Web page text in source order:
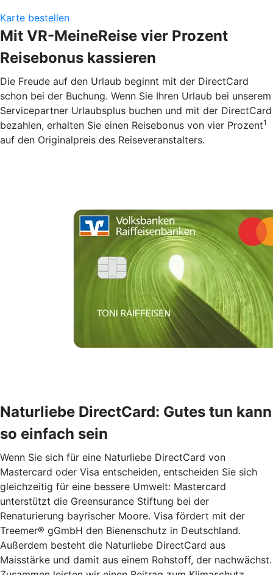
Karte bestellen
Mit VR-MeineReise vier Prozent
Reisebonus kassieren
Die Freude auf den Urlaub beginnt mit der DirectCard
schon bei der Buchung. Wenn Sie Ihren Urlaub bei unserem
Servicepartner Urlaubsplus buchen und mit der DirectCard
bezahlen, erhalten Sie einen Reisebonus von vier Prozent1
auf den Originalpreis des Reiseveranstalters.
Naturliebe DirectCard: Gutes tun kann
so einfach sein
Wenn Sie sich für eine Naturliebe DirectCard von
Mastercard oder Visa entscheiden, entscheiden Sie sich
gleichzeitig für eine bessere Umwelt: Mastercard
unterstützt die Greensurance Stiftung bei der
Renaturierung bayrischer Moore. Visa fördert mit der
Treemer® gGmbH den Bienenschutz in Deutschland.
Außerdem besteht die Naturliebe DirectCard aus
Maisstärke und damit aus einem Rohstoff, der nachwächst.